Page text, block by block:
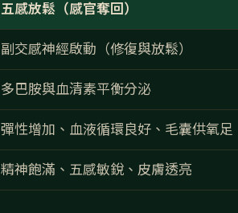
五感放鬆（感官奪回）
副交感神經啟動（修復與放鬆）
多巴胺與血清素平衡分泌
彈性增加、血液循環良好、毛囊供氧足
精神飽滿、五感敏銳、皮膚透亮